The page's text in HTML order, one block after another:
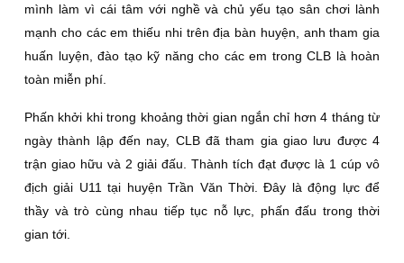
mình làm vì cái tâm với nghề và chủ yếu tạo sân chơi lành
mạnh cho các em thiếu nhi trên địa bàn huyện, anh tham gia
huấn luyện, đào tạo kỹ năng cho các em trong CLB là hoàn
toàn miễn phí.
Phấn khởi khi trong khoảng thời gian ngắn chỉ hơn 4 tháng từ
ngày thành lập đến nay, CLB đã tham gia giao lưu được 4
trận giao hữu và 2 giải đấu. Thành tích đạt được là 1 cúp vô
địch giải U11 tại huyện Trần Văn Thời. Đây là động lực để
thầy và trò cùng nhau tiếp tục nỗ lực, phấn đấu trong thời
gian tới.